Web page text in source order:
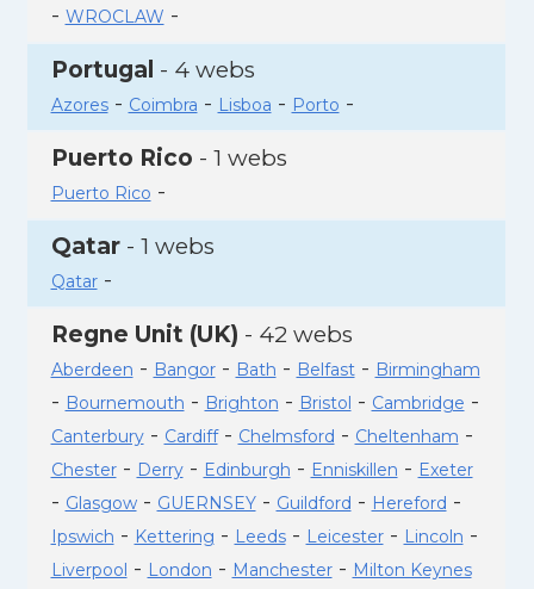
- WROCLAW -
Portugal - 4 webs
Azores- Coimbra - Lisboa - Porto -
Puerto Rico - 1 webs
Puerto Rico -
Qatar- 1 webs
Qatar-
Regne Unit (UK) - 42 webs
Aberdeen - Bangor- Bath - Belfast- Birmingham
- Bournemouth - Brighton - Bristol - Cambridge -
Canterbury- Cardiff- Chelmsford - Cheltenham -
Chester- Derry- Edinburgh - Enniskillen - Exeter
- Glasgow- GUERNSEY- Guildford - Hereford -
Ipswich - Kettering - Leeds- Leicester- Lincoln -
Liverpool - London - Manchester- Milton Keynes